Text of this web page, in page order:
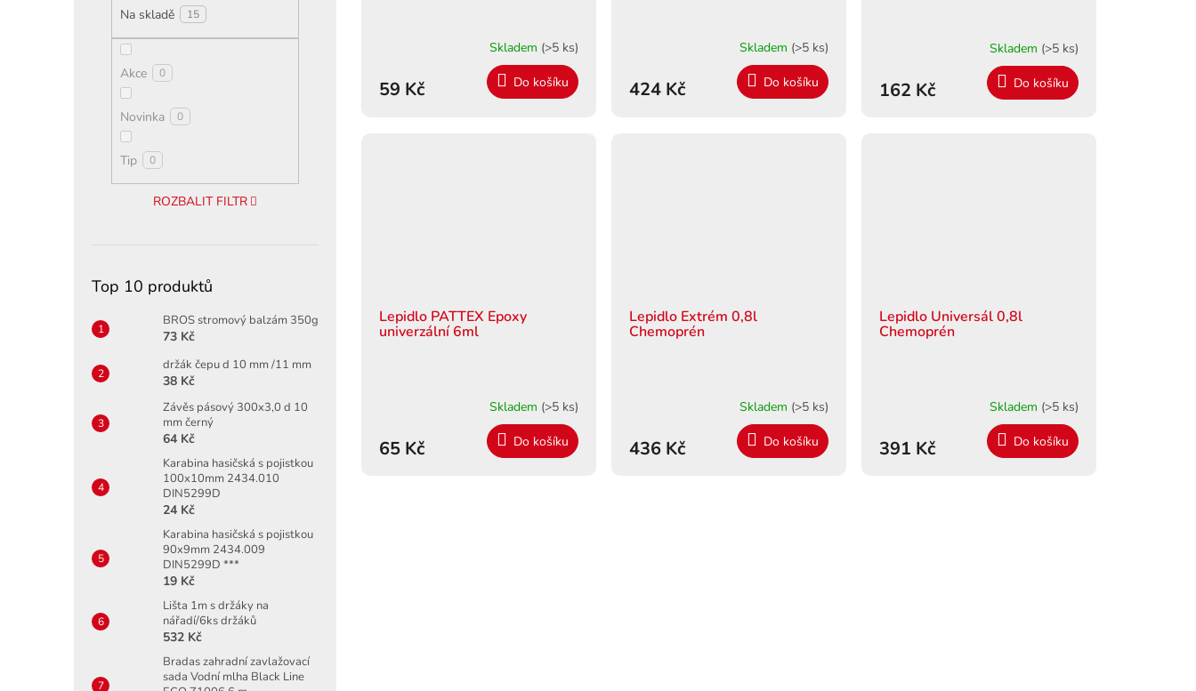
Na skladě 15
Akce 0
Novinka 0
Tip 0
ROZBALIT FILTR
Top 10 produktů
BROS stromový balzám 350g
73 Kč
držák čepu d 10 mm /11 mm
38 Kč
Závěs pásový 300x3,0 d 10
mm černý
64 Kč
Karabina hasičská s pojistkou
100x10mm 2434.010
DIN5299D
24 Kč
Karabina hasičská s pojistkou
90x9mm 2434.009
DIN5299D ***
19 Kč
Lišta 1m s držáky na
nářadí/6ks držáků
532 Kč
Bradas zahradní zavlažovací
sada Vodní mlha Black Line
Skladem (>5 ks)
59 Kč Do košíku
Skladem (>5 ks)
424 Kč Do košíku
Skladem (>5 ks)
162 Kč Do košíku
Lepidlo PATTEX Epoxy
univerzální 6ml
Skladem (>5 ks)
65 Kč Do košíku
Lepidlo Extrém 0,8l
Chemoprén
Skladem (>5 ks)
436 Kč Do košíku
Lepidlo Universál 0,8l
Chemoprén
Skladem (>5 ks)
391 Kč Do košíku